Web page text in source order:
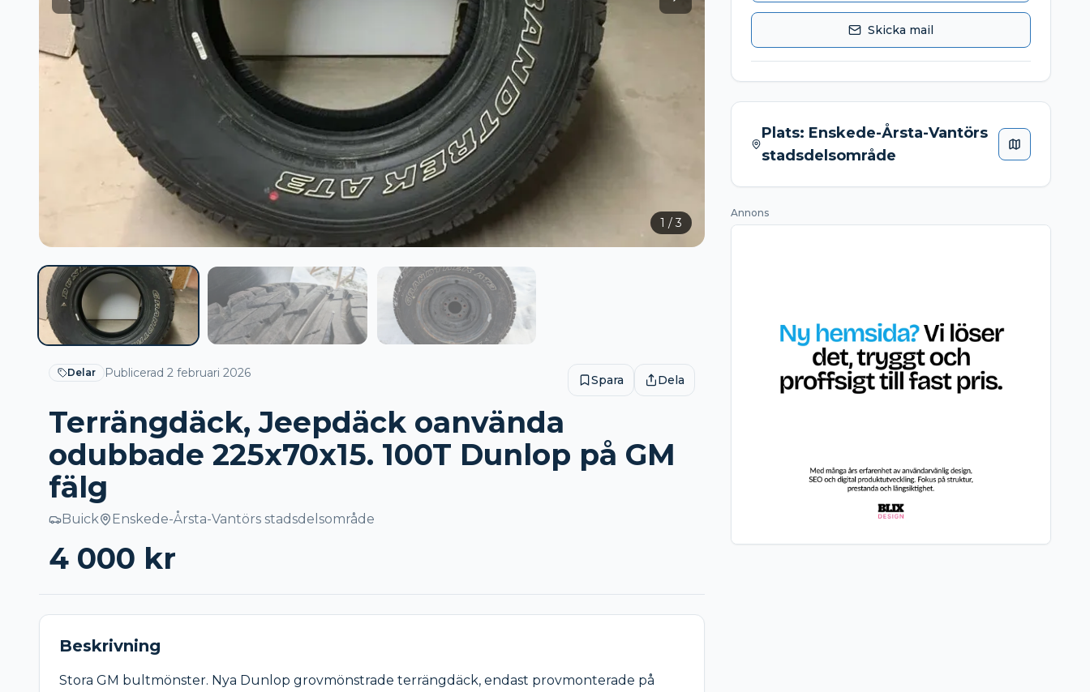
1 /3
Delar Publicerad 2 februari 2026 Spara Dela
Terrängdäck, Jeepdäck oanvända
odubbade 225x70x15. 100T Dunlop på GM
fälg
Buick Enskede-Årsta-Vantörs stadsdelsområde
4 000 kr
Beskrivning
Stora GM bultmönster. Nya Dunlop grovmönstrade terrängdäck, endast provmonterade på
Skicka mail
Plats: Enskede-Årsta-Vantörs
stadsdelsområde
Annons